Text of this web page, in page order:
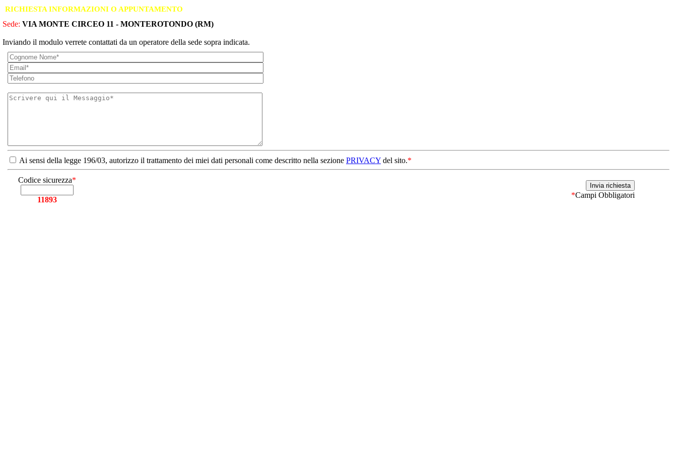
RICHIESTA INFORMAZIONI O APPUNTAMENTO
Sede: VIA MONTE CIRCEO 11 - MONTEROTONDO (RM)
Inviando il modulo verrete contattati da un operatore della sede sopra indicata.
Ai sensi della legge 196/03, autorizzo il trattamento dei miei dati personali come descritto nella sezione PRIVACY del sito.*
Codice sicurezza*
11893
*Campi Obbligatori